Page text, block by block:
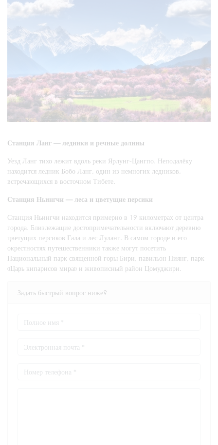
Станция Ланг — ледники и речные долины
Уезд Ланг тихо лежит вдоль реки Ярлунг-Цангпо. Неподалёку
находится ледник Бобо Ланг, один из немногих ледников,
встречающихся в восточном Тибете.
Станция Ньингчи — леса и цветущие персики
Станция Ньингчи находится примерно в 19 километрах от центра
города. Близлежащие достопримечательности включают деревню
цветущих персиков Гала и лес Луланг. В самом городе и его
окрестностях путешественники также могут посетить
Национальный парк священной горы Бири, павильон Ниянг, парк
«Царь кипарисов мира» и живописный район Цомуджири.
Задать быстрый вопрос ниже?